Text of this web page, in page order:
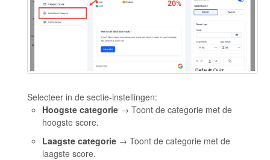
Selecteer in de sectie-instellingen:
Hoogste categorie → Toont de categorie met de
hoogste score.
Laagste categorie → Toont de categorie met de
laagste score.